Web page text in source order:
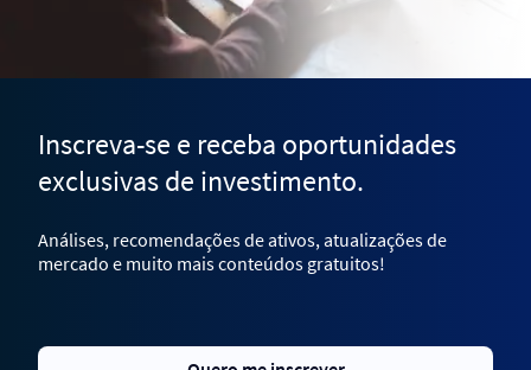
Inscreva-se e receba oportunidades
exclusivas de investimento.
Análises, recomendações de ativos, atualizações de
mercado e muito mais conteúdos gratuitos!